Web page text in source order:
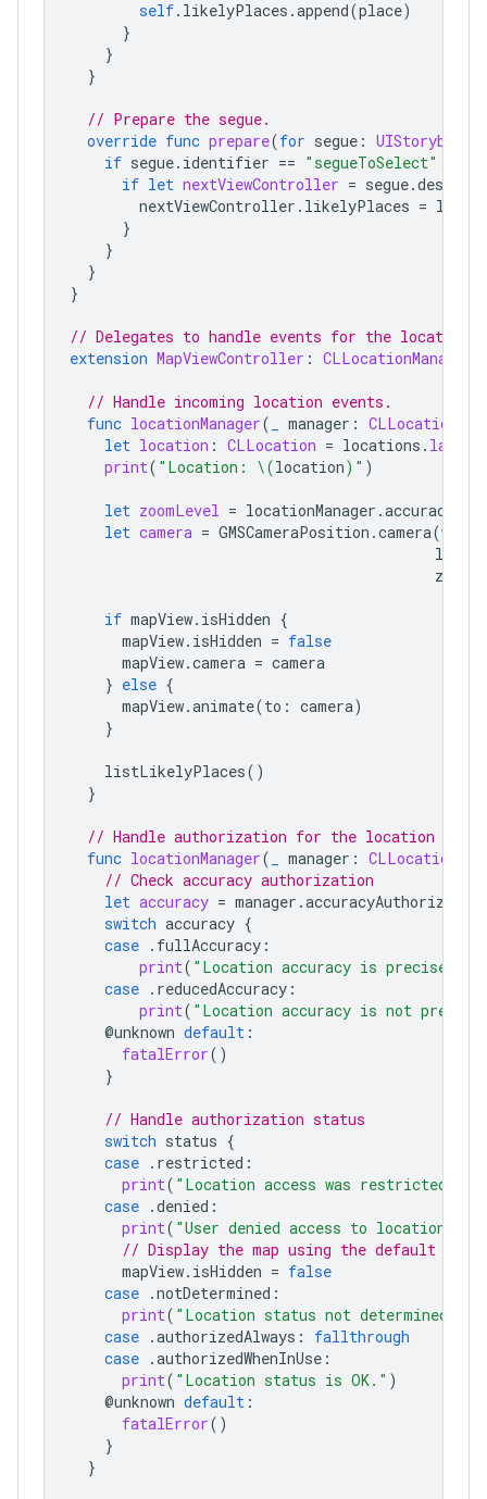
self. likelyPlaces .append(place)
}
}
}
// Prepare the segue.
override func prepare(for segue :
if segue. identifier == "segueToSelect"
if let nextViewController = segue.
nextViewController . likelyPlaces =
}
}
}
}
// Delegates to handle events for the location
extension MapViewController :
// Handle incoming location events.
func locationManager( manager :
let location : CLLocation = locations . last
print( "Location: \(location) " )
let zoomLevel = locationManager .
let camera = GMSCameraPosition .camera(
zoom
if mapView. isHidden {
mapView. isHidden = false
mapView.camera = camera
} else {
mapView.animate(to : camera)
}
listLikelyPlaces()
}
// Handle authorization for the location
func locationManager( manager :
// Check accuracy authorization
let accuracy = manager .accuracyAuthorization
switch accuracy {
case . fullAccuracy :
print( "Location accuracy is precise."
case . reducedAccuracy :
print( "Location accuracy is not
@unknown default :
fatalError()
}
// Handle authorization status
switch status {
case . restricted :
print( "Location access was restricted."
case .denied :
print( "User denied access to location."
// Display the map using the default
mapView. isHidden = false
case .notDetermined :
print( "Location status not determined."
case .authorizedAlways :
fallthrough
case .authorizedWhenInUse :
print( "Location status is OK." )
@unknown default :
fatalError()
}
}